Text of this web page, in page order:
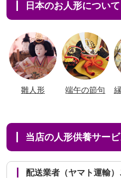
日本のお人形について
雛人形 端午の節句
当店の人形供養サー
配送業者（ヤマト運輸